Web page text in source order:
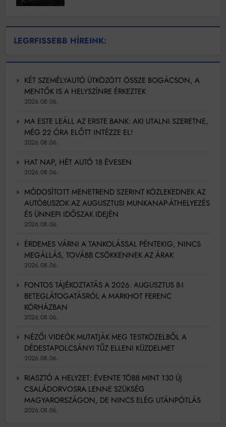
LEGRFISSEBB HÍREINK:
KÉT SZEMÉLYAUTÓ ÜTKÖZÖTT ÖSSZE BOGÁCSON, A
MENTŐK IS A HELYSZÍNRE ÉRKEZTEK
2026.08.06.
MA ESTE LEÁLL AZ ERSTE BANK: AKI UTALNI SZERETNE,
MÉG 22 ÓRA ELŐTT INTÉZZE EL!
2026.08.06.
HAT NAP, HÉT AUTÓ 18 ÉVESEN
2026.08.06.
MÓDOSÍTOTT MENETREND SZERINT KÖZLEKEDNEK AZ
AUTÓBUSZOK AZ AUGUSZTUSI MUNKANAP-ÁTHELYEZÉS
ÉS ÜNNEPI IDŐSZAK IDEJÉN
2026.08.06.
ÉRDEMES VÁRNI A TANKOLÁSSAL PÉNTEKIG, NINCS
MEGÁLLÁS, TOVÁBB CSÖKKENNEK AZ ÁRAK
2026.08.06.
FONTOS TÁJÉKOZTATÁS A 2026. AUGUSZTUS 8-I
BETEGLÁTOGATÁSRÓL A MARKHOT FERENC
KÓRHÁZBAN
2026.08.06.
NÉZŐI VIDEÓK MUTATJÁK MEG TESTKÖZELBŐL A
DÉDESTAPOLCSÁNYI TŰZ ELLENI KÜZDELMET
2026.08.06.
RIASZTÓ A HELYZET: ÉVENTE TÖBB MINT 130 ÚJ
CSALÁDORVOSRA LENNE SZÜKSÉG
MAGYARORSZÁGON, DE NINCS ELÉG UTÁNPÓTLÁS
2026.08.06.